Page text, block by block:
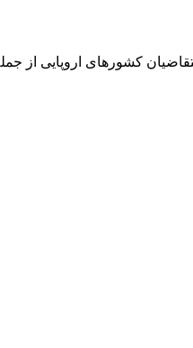
اروپایی از جمله